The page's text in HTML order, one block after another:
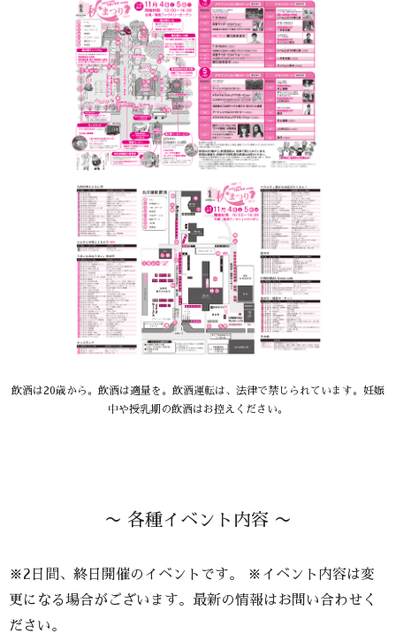
飲酒は20歳から。飲酒は適量を。飲酒運転は、法律で禁じられています。妊娠
中や授乳期の飲酒はお控えください。
〜 各種イベント内容 〜
※2日間、終日開催のイベントです。 ※イベント内容は変
更になる場合がございます。最新の情報はお問い合わせく
ださい。